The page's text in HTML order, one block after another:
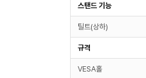
스탠드 기능
틸트(상하)
규격
VESA홀